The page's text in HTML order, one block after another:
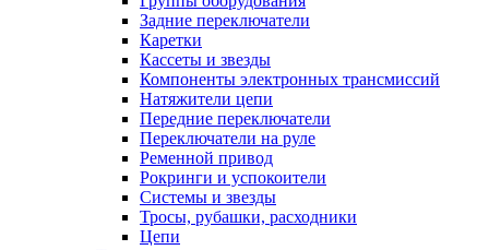
Задние переключатели
Каретки
Кассеты и звезды
Компоненты электронных трансмиссий
Натяжители цепи
Передние переключатели
Переключатели на руле
Ременной привод
Рокринги и успокоители
Системы и звезды
Тросы, рубашки, расходники
Цепи